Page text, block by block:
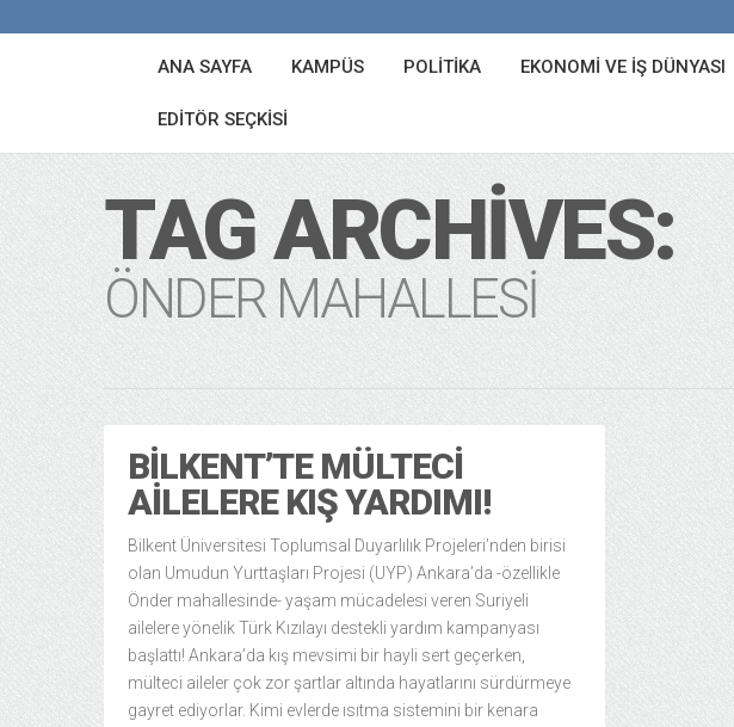
ANA SAYFA KAMPÜS POLITIKA EKONOMI VE İŞ DÜNYASI
EDITÖR SEÇKISI
TAG ARCHIVES:
ÖNDER MAHALLESI
BILKENT’TE MÜLTECI
AILELERE KIŞ YARDIMI!
Bilkent Üniversitesi Toplumsal Duyarlılık Projeleri’nden birisi
olan Umudun Yurttaşları Projesi (UYP) Ankara’da -özellikle
Önder mahallesinde- yaşam mücadelesi veren Suriyeli
ailelere yönelik Türk Kızılayı destekli yardım kampanyası
başlattı! Ankara’da kış mevsimi bir hayli sert geçerken,
mülteci aileler çok zor şartlar altında hayatlarını sürdürmeye
gayret ediyorlar. Kimi evlerde ısıtma sistemini bir kenara